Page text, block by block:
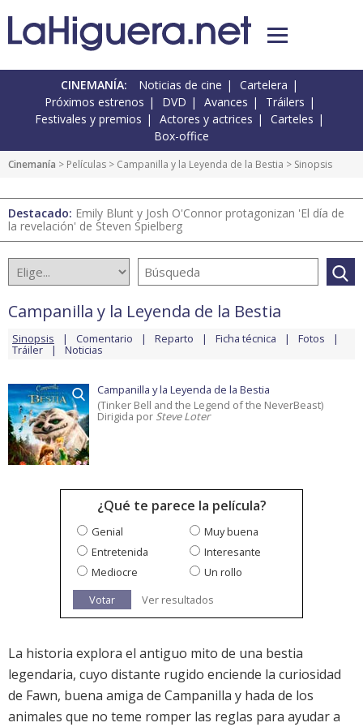
CINEMANÍA: Noticias de cine
Cartelera
Próximos estrenos
DVD Avances
Tráilers
Festivales y premios
Actores y actrices
Carteles
Box-office
Cinemanía > Películas > Campanilla y la Leyenda de la Bestia > Sinopsis
Destacado: Emily Blunt y Josh O'Connor protagonizan 'El día de
la revelación' de Steven Spielberg
Campanilla y la Leyenda de la Bestia
Sinopsis Comentario Reparto Ficha técnica Fotos
Tráiler Noticias
Campanilla y la Leyenda de la Bestia
(Tinker Bell and the Legend of the NeverBeast)
Dirigida por Steve Loter
¿Qué te parece la película?
Genial
Muy buena
Entretenida
Interesante
Mediocre
Un rollo
Votar
Ver resultados
La historia explora el antiguo mito de una bestia
legendaria, cuyo distante rugido enciende la curiosidad
de Fawn, buena amiga de Campanilla y hada de los
animales que no teme romper las reglas para ayudar a